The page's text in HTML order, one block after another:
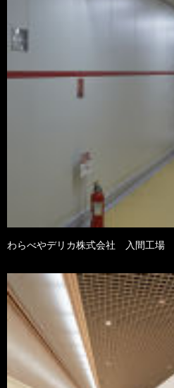
わらべやデリカ株式会社 入間工場